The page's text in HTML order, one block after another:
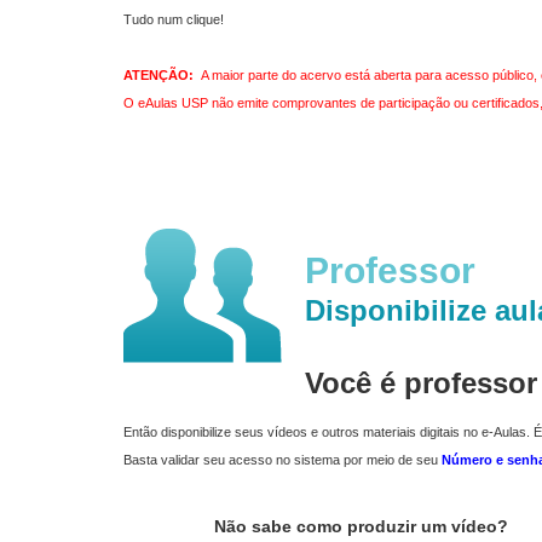
Tudo num clique!
ATENÇÃO: A maior parte do acervo está aberta para acesso
O eAulas USP não emite comprovantes de participação ou
Professor
Disponibilize
Você é
Então disponibilize seus vídeos e outros materiais digitais no e-Aulas.
Basta validar seu acesso no sistema por meio de seu Número e
Não sabe como produzir um vídeo?